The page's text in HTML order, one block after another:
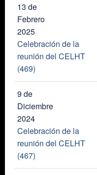
13 de
Febrero
2025
Celebración de la
reunión del CELHT
(469)
9 de
Diciembre
2024
Celebración de la
reunión del CELHT
(467)